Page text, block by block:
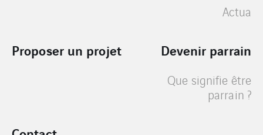
Actua
Proposer un projet Devenir parrain
Que signifie être
parrain ?